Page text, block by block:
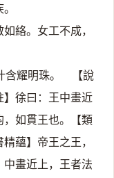
絡。女工不成，
含耀明珠。 【說
徐曰：王中畫近
如貫王也。【類
蘊】帝王之王，
畫近上，王者法